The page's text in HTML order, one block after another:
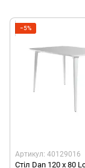
−5%
Артикул: 40129016
Стіл Dan 120 х 80